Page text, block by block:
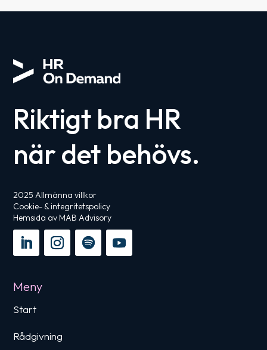
Riktigt bra HR
när det behövs.
2025Allmänna villkor
Cookie- & integritetspolicy
Hemsida av MAB Advisory
Meny
Start
Rådgivning